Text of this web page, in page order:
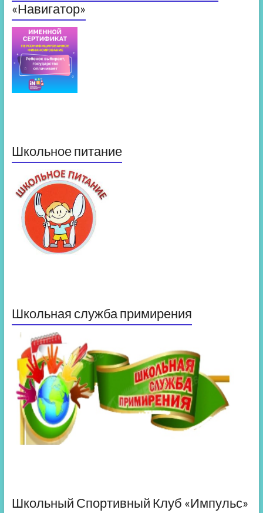
«Навигатор»
Школьное питание
Школьная служба примирения
Школьный Спортивный Клуб «Импульс»